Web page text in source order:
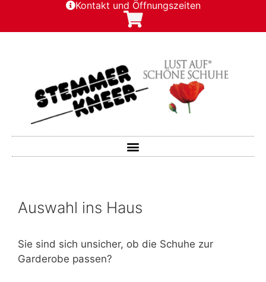
Kontakt und Öffnungszeiten
Auswahl ins Haus
Sie sind sich unsicher, ob die Schuhe zur
Garderobe passen?